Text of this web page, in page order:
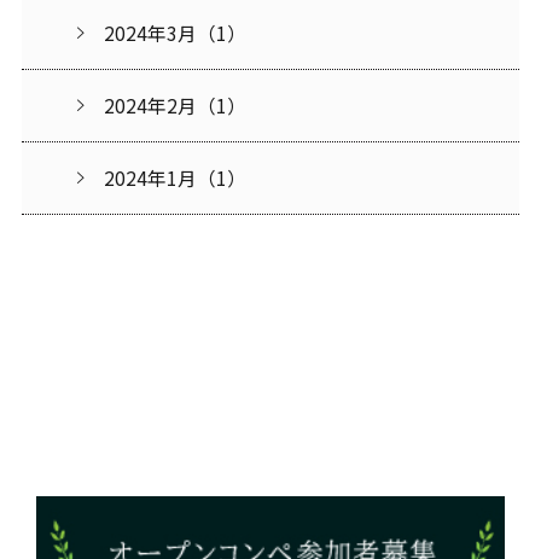
2024年3月（1）
2024年2月（1）
2024年1月（1）